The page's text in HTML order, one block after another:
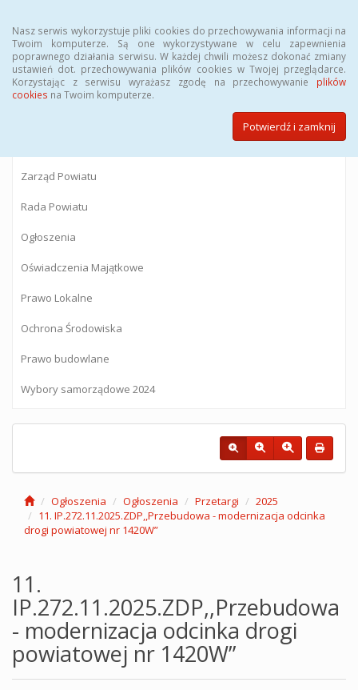
Nasz serwis wykorzystuje pliki cookies do przechowywania informacji na
Twoim komputerze. Są one wykorzystywane w celu zapewnienia
poprawnego działania serwisu. W każdej chwili możesz dokonać zmiany
ustawień dot. przechowywania plików cookies w Twojej przeglądarce.
Korzystając z serwisu wyrażasz zgodę na przechowywanie plików
cookies na Twoim komputerze.
Potwierdź i zamknij
BIULETYN INFORMACJI PUBLICZNEJ
Starostwa Powiatowego w Gostyninie
Zarząd Powiatu
Rada Powiatu
Ogłoszenia
Oświadczenia Majątkowe
Prawo Lokalne
Ochrona Środowiska
Prawo budowlane
Wybory samorządowe 2024
Ogłoszenia Ogłoszenia Przetargi
2025
11. IP.272.11.2025.ZDP,,Przebudowa - modernizacja odcinka
drogi powiatowej nr 1420W”
11.
IP.272.11.2025.ZDP,,Przebudowa
- modernizacja odcinka drogi
powiatowej nr 1420W”